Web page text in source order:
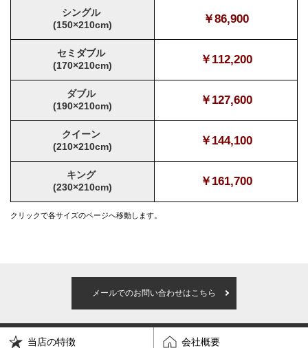
シングル
(150×210cm)
￥86,900
セミダブル
(170×210cm)
￥112,200
ダブル
(190×210cm)
￥127,600
クイーン
(210×210cm)
￥144,100
キング
(230×210cm)
￥161,700
クリックで各サイズのページへ移動します。
メールでのお問い合わせはこちら
当店の特徴 会社概要